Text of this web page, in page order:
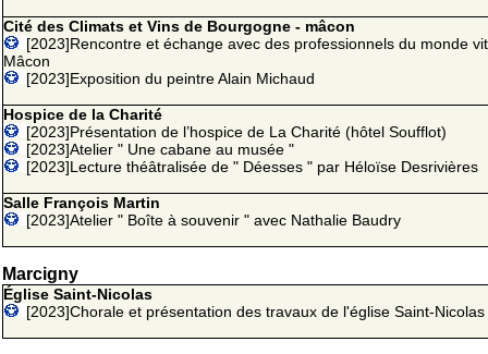
Cité des Climats et Vins de Bourgogne - mâcon
[2023]Rencontre et échange avec des professionnels du monde
Mâcon
[2023]Exposition du peintre Alain Michaud
Hospice de la Charité
[2023]Présentation de l’hospice de La Charité (hôtel Soufflot)
[2023]Atelier " Une cabane au musée "
[2023]Lecture théâtralisée de " Déesses " par Héloïse Desrivières
Salle François Martin
[2023]Atelier " Boîte à souvenir " avec Nathalie Baudry
Marcigny
Église Saint-Nicolas
[2023]Chorale et présentation des travaux de l'église Saint-Nicolas